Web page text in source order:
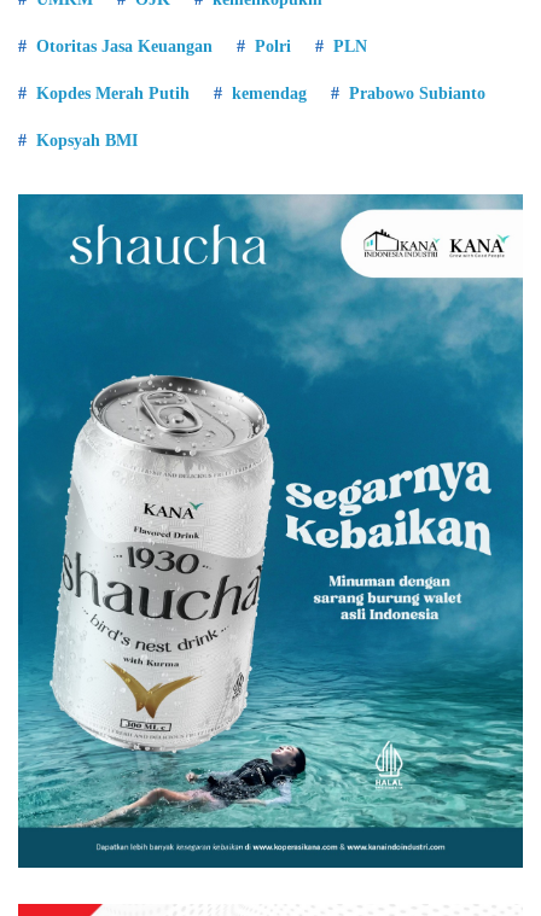
Otoritas Jasa Keuangan Polri PLN
Kopdes Merah Putih kemendag Prabowo Subianto
Kopsyah BMI